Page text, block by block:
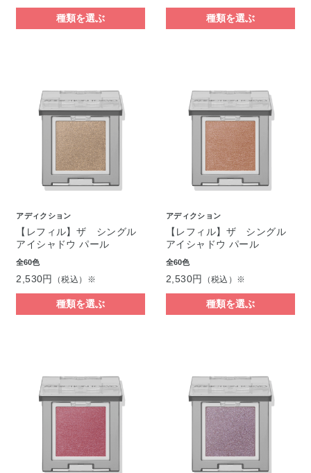
種類を選ぶ 種類を選ぶ
アディクション
【レフィル】ザ シングル
アイシャドウ パール
全60色
2,530円 （税込）※
種類を選ぶ
アディクション
【レフィル】ザ シングル
アイシャドウ パール
全60色
2,530円 （税込）※
種類を選ぶ